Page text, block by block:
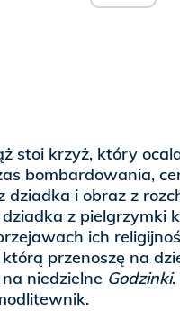
stoi krzyż, który
bombardowania,
dziadka i obraz z
z pielgrzymki
ich
przenoszę na
niedzielne Godzinki.